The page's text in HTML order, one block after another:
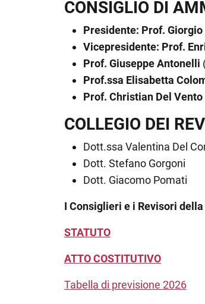
CONSIGLIO DI
Presidente: Prof. Giorgio
Vicepresidente: Prof.
Prof. Giuseppe Antonelli
Prof.ssa Elisabetta
Prof. Christian Del Vento
COLLEGIO DEI
Dott.ssa Valentina Del
Dott. Stefano Gorgoni
Dott. Giacomo Pomati
I Consiglieri e i Revisori
STATUTO
ATTO COSTITUTIVO
Tabella di previsione 2026